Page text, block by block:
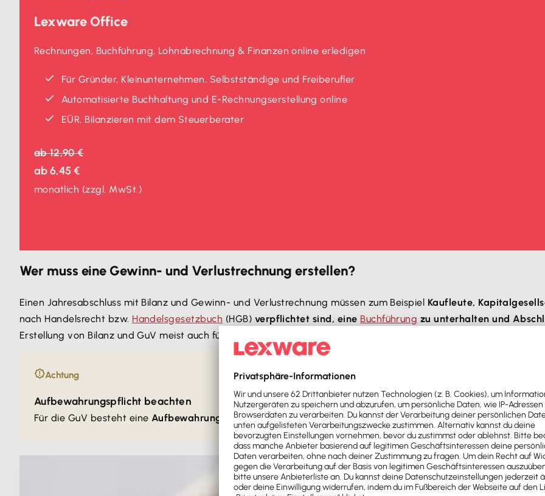
Lexware Office
Rechnungen, Buchführung, Lohnabrechnung & Finanzen online erledigen
Für Gründer, Kleinunternehmen, Selbstständige und Freiberufler
Automatisierte Buchhaltung und E-Rechnungserstellung online
EÜR, Bilanzieren mit dem Steuerberater
ab12,90 €
ab6,45 €
monatlich (zzgl. MwSt.)
Wer muss eine Gewinn- und Verlustrechnung erstellen?
Einen Jahresabschluss mit Bilanz und Gewinn- und Verlustrechnung müssen zum Beispiel Kaufleute,
nach Handelsrecht bzw. Handelsgesetzbuch (HGB) verpflichtet sind, eine Buchführung zu unterhalten und
Erstellung von Bilanz und GuV meist auch für
Achtung
Aufbewahrungspflicht beachten
Für die GuV besteht eine Aufbewahrungspflicht von zehn Jahren.